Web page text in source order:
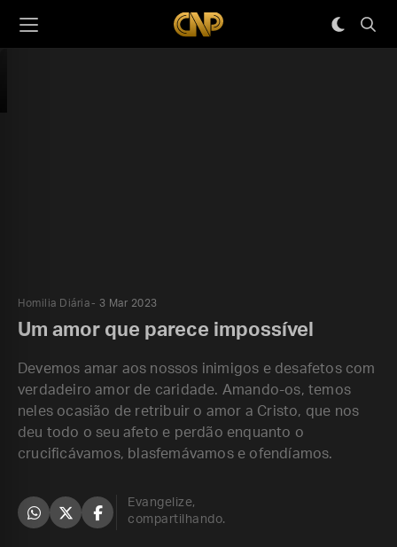
Homilia Diária 3 Mar 2023
Um amor que parece impossível
Devemos amar aos nossos inimigos e desafetos com
verdadeiro amor de caridade. Amando-os, temos
neles ocasião de retribuir o amor a Cristo, que nos
deu todo o seu afeto e perdão enquanto o
crucificávamos, blasfemávamos e ofendíamos.
Evangelize,
compartilhando.